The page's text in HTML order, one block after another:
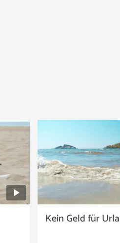
Kein Geld für